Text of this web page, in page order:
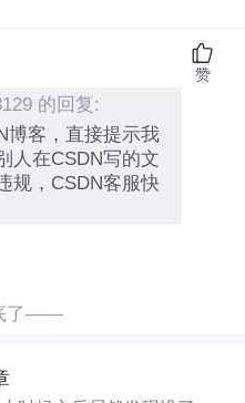
的回复:
博客，直接提示我
人在CSDN写的文
规，CSDN客服快
赞
了——